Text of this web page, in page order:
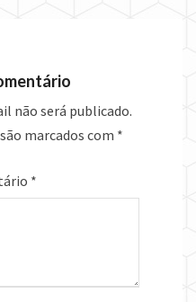
não será publicado.
marcados com *
*